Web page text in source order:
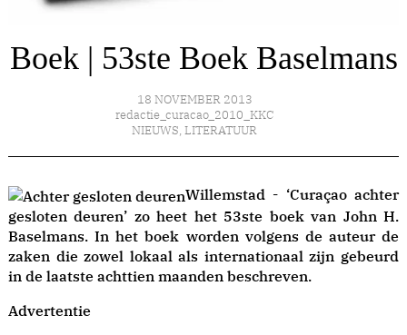
Boek | 53ste Boek Baselmans
18 NOVEMBER 2013
redactie_curacao_2010_KKC
NIEUWS, LITERATUUR
Willemstad - ‘Curaçao achter
gesloten deuren’ zo heet het 53ste boek van John H.
Baselmans. In het boek worden volgens de auteur de
zaken die zowel lokaal als internationaal zijn gebeurd
in de laatste achttien maanden beschreven.
Advertentie